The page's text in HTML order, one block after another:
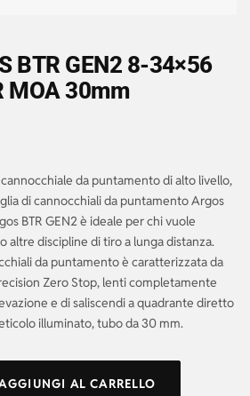
BTR GEN2 8-34×56
MOA 30mm
da puntamento di alto livello,
di cannocchiali da puntamento Argos
BTR GEN2 è ideale per chi vuole
altre discipline di tiro a lunga distanza.
da puntamento è caratterizzata da
Zero Stop, lenti completamente
e di saliscendi a quadrante diretto
illuminato, tubo da 30 mm.
AL CARRELLO